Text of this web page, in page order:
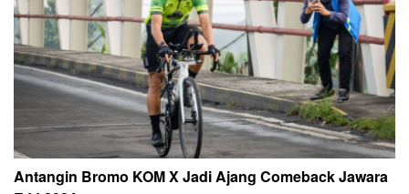
Antangin Bromo KOM X Jadi Ajang Comeback Jawara